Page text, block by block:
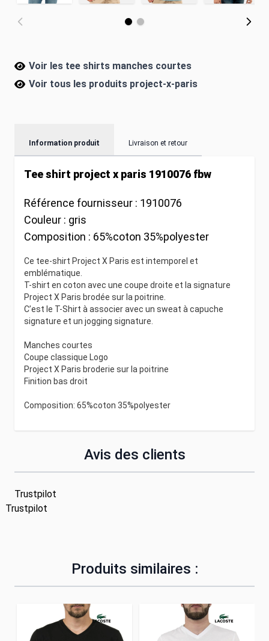
Voir les tee shirts manches courtes
Voir tous les produits project-x-paris
Information produit Livraison et retour
Tee shirt project x paris 1910076 fbw
Référence fournisseur : 1910076
Couleur : gris
Composition : 65%coton 35%polyester
Ce tee-shirt Project X Paris est intemporel et
emblématique.
T-shirt en coton avec une coupe droite et la signature
Project X Paris brodée sur la poitrine.
C’est le T-Shirt à associer avec un sweat à capuche
signature et un jogging signature.
Manches courtes
Coupe classique Logo
Project X Paris broderie sur la poitrine
Finition bas droit
Composition: 65%coton 35%polyester
Avis des clients
Trustpilot
Trustpilot
Produits similaires :